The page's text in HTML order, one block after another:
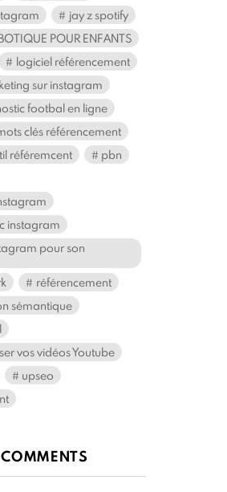
jay z spotify
POUR ENFANTS
logiciel référencement
sur instagram
footbal en ligne
clés référencement
référemcent
pbn
instagram
pour son
référencement
sémantique
vos vidéos Youtube
upseo